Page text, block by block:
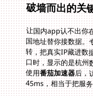
破墙而出的关
让国内app认不出
国地址替你接数据
转，把真实IP藏进数
口时，显示的是杭州
使用番茄加速器后，
45ms，相当于把服